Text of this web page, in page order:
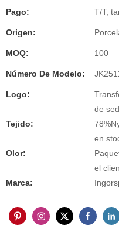
Pago: T/T,
Origen:
MOQ: 100
Número De Modelo:
Logo:
de
Tejido:
en
Olor:
el
Marca: